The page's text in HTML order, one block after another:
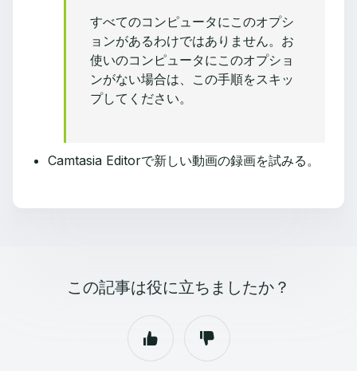
すべてのコンピュータにこのオプシ
ョンがあるわけではありません。お
使いのコンピュータにこのオプショ
ンがない場合は、この手順をスキッ
プしてください。
Camtasia Editorで新しい動画の録画を試みる。
この記事は役に立ちましたか？